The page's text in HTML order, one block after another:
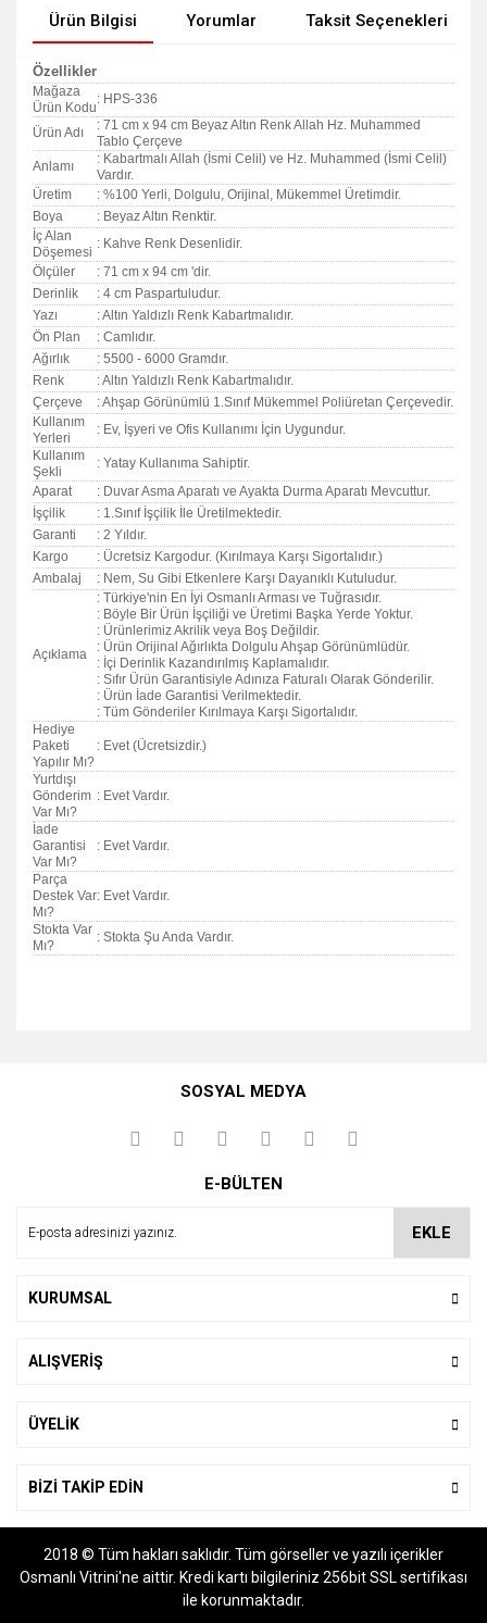
Ürün Bilgisi Yorumlar Taksit Seçenekleri
Özellikler
Mağaza
Ürün Kodu
: HPS-336
Ürün Adı
: 71 cm x 94 cm Beyaz Altın Renk Allah Hz. Muhammed
Tablo Çerçeve
Anlamı
: Kabartmalı Allah (İsmi Celil) ve Hz. Muhammed (İsmi Celil)
Vardır.
Üretim
: %100 Yerli, Dolgulu, Orijinal, Mükemmel Üretimdir.
Boya
: Beyaz Altın Renktir.
İç Alan
Döşemesi
: Kahve Renk Desenlidir.
Ölçüler
: 71 cm x 94 cm 'dir.
Derinlik
: 4 cm Paspartuludur.
Yazı
: Altın Yaldızlı Renk Kabartmalıdır.
Ön Plan
: Camlıdır.
Ağırlık
: 5500 - 6000 Gramdır.
Renk
: Altın Yaldızlı Renk Kabartmalıdır.
Çerçeve
: Ahşap Görünümlü 1.Sınıf Mükemmel Poliüretan Çerçevedir.
Kullanım
Yerleri
: Ev, İşyeri ve Ofis Kullanımı İçin Uygundur.
Kullanım
Şekli
: Yatay Kullanıma Sahiptir.
Aparat
: Duvar Asma Aparatı ve Ayakta Durma Aparatı Mevcuttur.
İşçilik
: 1.Sınıf İşçilik İle Üretilmektedir.
Garanti
: 2 Yıldır.
Kargo
: Ücretsiz Kargodur. (Kırılmaya Karşı Sigortalıdır.)
Ambalaj
: Nem, Su Gibi Etkenlere Karşı Dayanıklı Kutuludur.
Açıklama
: Türkiye'nin En İyi Osmanlı Arması ve Tuğrasıdır.
: Böyle Bir Ürün İşçiliği ve Üretimi Başka Yerde Yoktur.
: Ürünlerimiz Akrilik veya Boş Değildir.
: Ürün Orijinal Ağırlıkta Dolgulu Ahşap Görünümlüdür.
: İçi Derinlik Kazandırılmış Kaplamalıdır.
: Sıfır Ürün Garantisiyle Adınıza Faturalı Olarak Gönderilir.
: Ürün İade Garantisi Verilmektedir.
: Tüm Gönderiler Kırılmaya Karşı Sigortalıdır.
Hediye
Paketi
Yapılır Mı?
: Evet (Ücretsizdir.)
Yurtdışı
Gönderim
Var Mı?
: Evet Vardır.
İade
Garantisi
Var Mı?
: Evet Vardır.
Parça
Destek Var
Mı?
: Evet Vardır.
Stokta Var
Mı?
: Stokta Şu Anda Vardır.
kullanarak tarafımıza iletebilirsiniz.
Görüş ve önerileriniz için teşekkür ederiz.
Ürün açıklamasında eksik bilgiler bulunuyor.
SOSYAL MEDYA
E-BÜLTEN
EKLE
KURUMSAL
ALIŞVERİŞ
ÜYELİK
BİZİ TAKİP EDİN
2018 © Tüm hakları saklıdır. Tüm görseller ve yazılı içerikler
Osmanlı Vitrini'ne aittir. Kredi kartı bilgileriniz 256bit SSL sertifikası
ile korunmaktadır.